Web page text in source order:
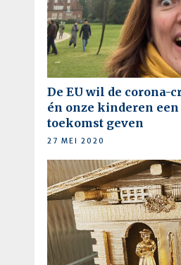
De EU wil de corona-
én onze kinderen een
toekomst geven
27 MEI 2020